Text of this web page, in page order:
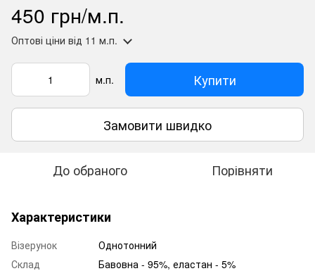
450 грн/м.п.
Оптові ціни від 11 м.п.
м.п. Купити
Замовити швидко
До обраного Порівняти
Характеристики
Візерунок
Однотонний
Склад
Бавовна - 95%, еластан - 5%